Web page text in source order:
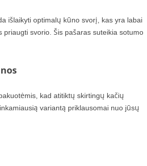
išlaikyti optimalų kūno svorį, kas yra labai
svorio. Šis pašaras suteikia sotumo
kad atitiktų skirtingų kačių
variantą priklausomai nuo jūsų